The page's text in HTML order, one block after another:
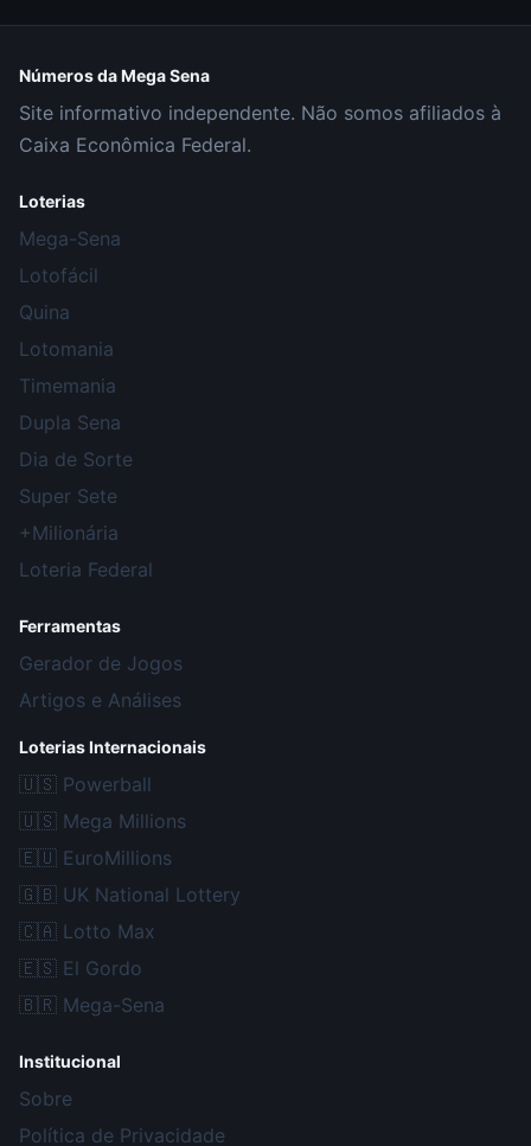
Números da Mega Sena
Site informativo independente. Não somos afiliados à
Caixa Econômica Federal.
Loterias
Mega-Sena
Lotofácil
Quina
Lotomania
Timemania
Dupla Sena
Dia de Sorte
Super Sete
+Milionária
Loteria Federal
Ferramentas
Gerador de Jogos
Artigos e Análises
Loterias Internacionais
🇺🇸 Powerball
🇺🇸 Mega Millions
🇪🇺 EuroMillions
🇬🇧 UK National Lottery
🇨🇦 Lotto Max
🇪🇸 El Gordo
🇧🇷 Mega-Sena
Institucional
Sobre
Política de Privacidade